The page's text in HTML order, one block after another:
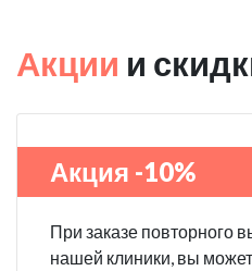
Акции и
Акция -10%
При заказе повторного
нашей клиники, вы